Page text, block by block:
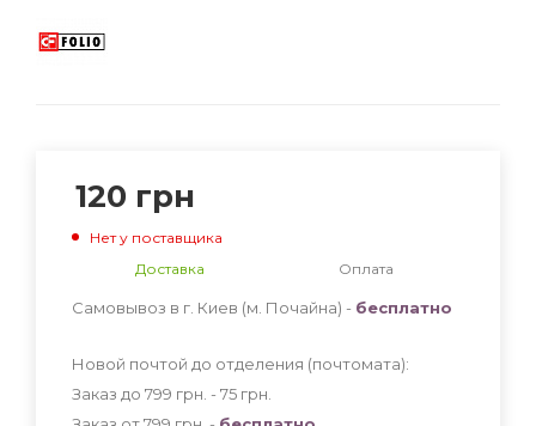
120 грн
Нет у поставщика
Доставка
Оплата
Самовывоз в г. Киев (м. Почайна) - бесплатно
Новой почтой до отделения (почтомата):
Заказ до 799 грн. - 75 грн